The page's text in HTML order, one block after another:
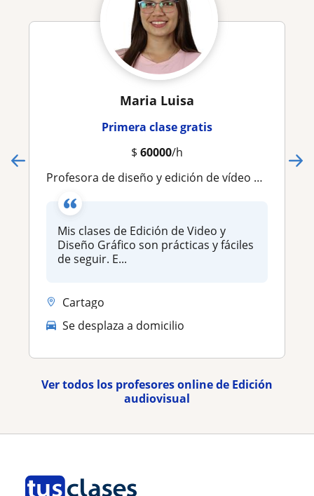
Maria Luisa
Primera clase gratis
$ 60000/h
Profesora de diseño y edición de vídeo para adolescentes y adultos
Mis clases de Edición de Video y
Diseño Gráfico son prácticas y fáciles
de seguir. E...
Cartago
Se desplaza a domicilio
Ver todos los profesores online de Edición
audiovisual